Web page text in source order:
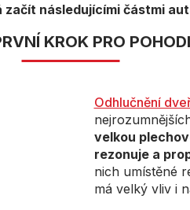
začít následujícími částmi
KROK PRO
Odhlučnění
velkou
rezonuje a
nich umístěné
má velký vliv i